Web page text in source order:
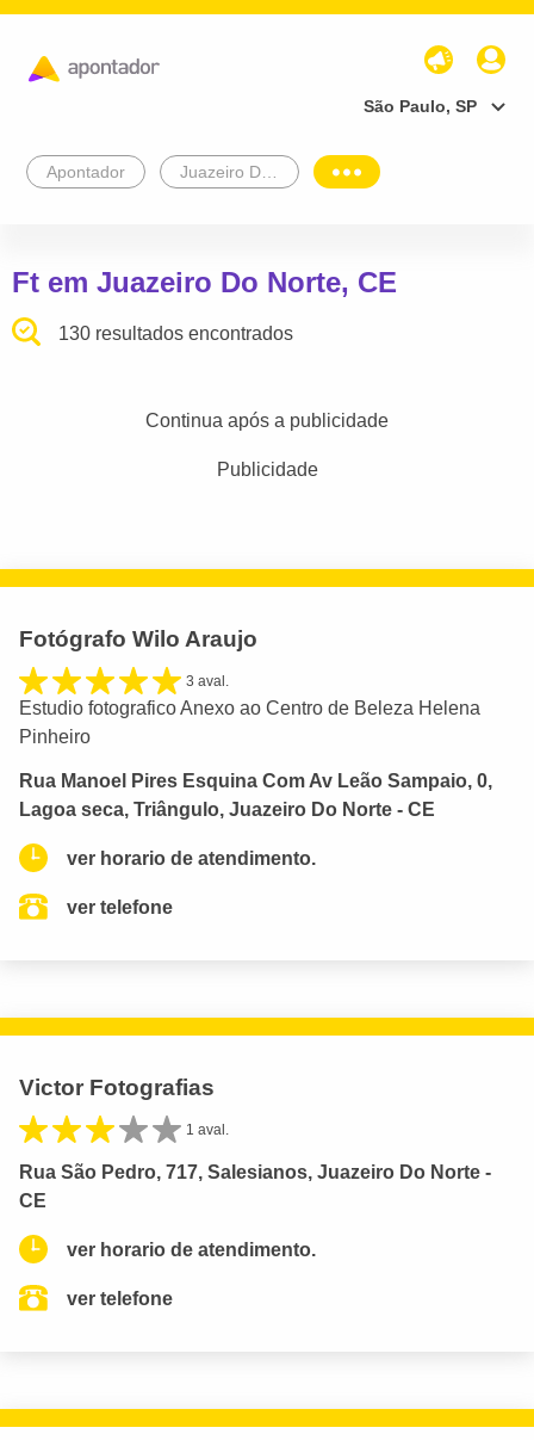
São Paulo, SP
Apontador
Ft em Juazeiro Do Norte, CE
130 resultados encontrados
Continua após a publicidade
Publicidade
Fotógrafo Wilo Araujo
3 aval.
Estudio fotografico Anexo ao Centro de Beleza Helena
Pinheiro
Rua Manoel Pires Esquina Com Av Leão Sampaio, 0,
Lagoa seca, Triângulo, Juazeiro Do Norte - CE
ver horario de atendimento.
ver telefone
Victor Fotografias
1 aval.
Rua São Pedro, 717, Salesianos, Juazeiro Do Norte -
CE
ver horario de atendimento.
ver telefone